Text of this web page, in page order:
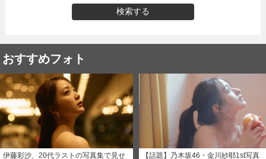
検索する
おすすめフォト
伊藤彩沙、20代ラストの写真集で見せ
【話題】乃木坂46・金川紗耶1st写真